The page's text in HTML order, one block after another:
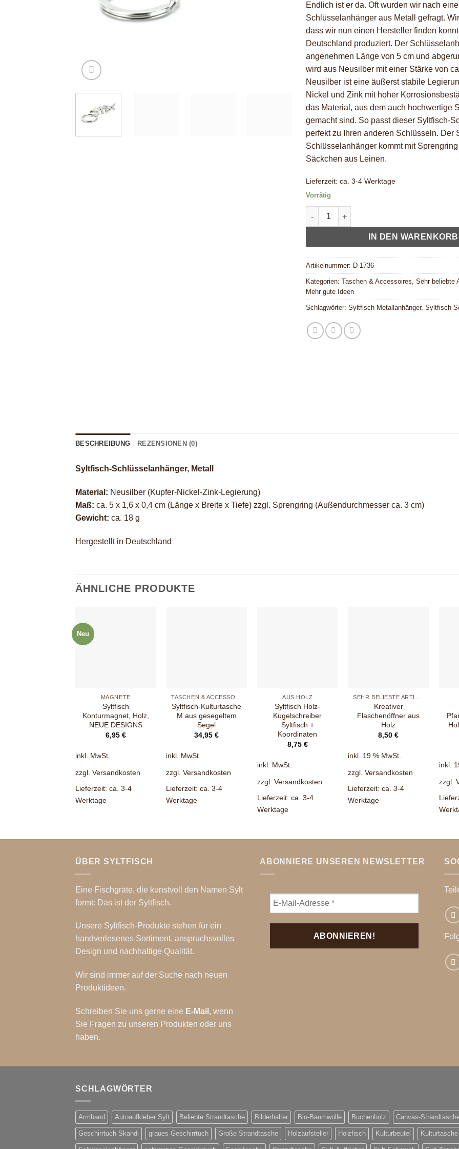
Endlich ist er da. Oft wurden wir nach
Schlüsselanhänger aus Metall gefragt.
dass wir nun einen Hersteller finden
Deutschland produziert. Der
angenehmen Länge von 5 cm und
wird aus Neusilber mit einer Stärke von
Neusilber ist eine äußerst stabile
Nickel und Zink mit hoher
das Material, aus dem auch hochwertige
gemacht sind. So passt dieser Syltfisch-
perfekt zu Ihren anderen Schlüsseln. Der
Schlüsselanhänger kommt mit
Säckchen aus Leinen.
Lieferzeit: ca. 3-4 Werktage
Vorrätig
Syltfisch-Schlüsselanhänger aus Metall
IN DEN WARENKORB
Artikelnummer: D-1736
Kategorien: Taschen & Accessoires, Sehr beliebte
Mehr gute Ideen
Schlagwörter: Syltfisch Metallanhänger, Syltfisch
BESCHREIBUNG REZENSIONEN (0)
Syltfisch-Schlüsselanhänger, Metall
Material: Neusilber (Kupfer-Nickel-Zink-Legierung)
Maß: ca. 5 x 1,6 x 0,4 cm (Länge x Breite x Tiefe) zzgl. Sprengring (Außendurchmesser ca. 3 cm)
Gewicht: ca. 18 g
Hergestellt in Deutschland
ÄHNLICHE PRODUKTE
Neu
MAGNETE
Syltfisch
Konturmagnet, Holz,
NEUE DESIGNS
6,95 €
inkl. MwSt.
zzgl. Versandkosten
Lieferzeit: ca. 3-4
Werktage
Syltfisch-Kulturtasche
M aus gesegeltem
Segel
34,95€
inkl. MwSt.
zzgl.Versandkosten
Lieferzeit:ca. 3-4
Werktage
AUS HOLZ
Syltfisch Holz-
Kugelschreiber
Syltfisch +
Koordinaten
8,75 €
inkl. MwSt.
zzgl. Versandkosten
Lieferzeit: ca. 3-4
Werktage
Kreativer
Flaschenöffner aus
Holz
8,50€
inkl. 19 % MwSt.
zzgl.Versandkosten
Lieferzeit:ca. 3-4
Werktage
inkl.
zzgl.
ÜBER SYLTFISCH
Eine Fischgräte, die kunstvoll den Namen Sylt
formt: Das ist der Syltfisch.
Unsere Syltfisch-Produkte stehen für ein
handverlesenes Sortiment, anspruchsvolles
Design und nachhaltige Qualität.
Wir sind immer auf der Suche nach neuen
Produktideen.
Schreiben Sie uns gerne eine E-Mail , wenn
Sie Fragen zu unseren Produkten oder uns
haben.
ABONNIERE UNSEREN NEWSLETTER
SCHLAGWÖRTER
Armband Autoaufkleber Sylt Beliebte Strandtasche Bilderhalter Bio-Baumwolle Buchenholz Canvas-
Geschirrtuch Skandi graues Geschirrtuch Große Strandtasche Holzaufsteller Holzfisch Kulturbeutel Kulturtasche